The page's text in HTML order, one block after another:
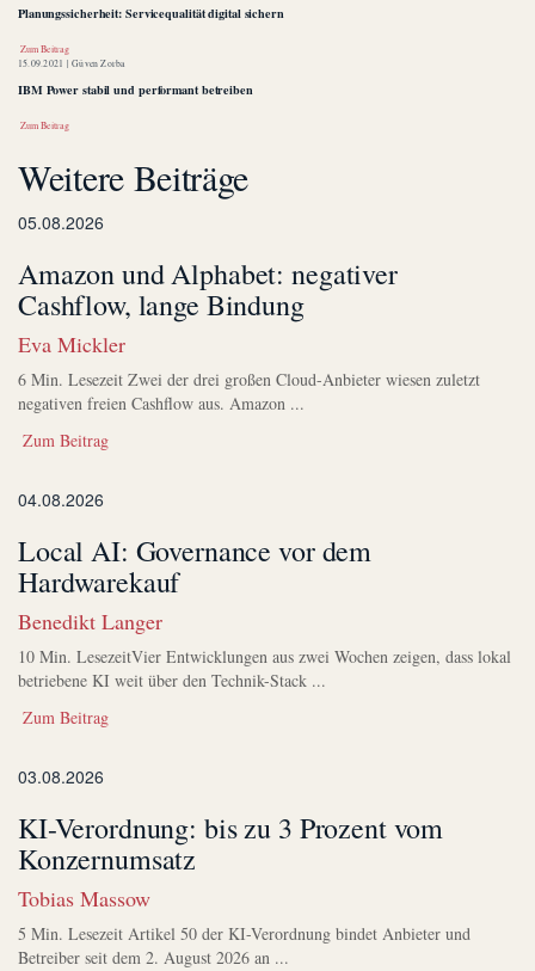
Planungssicherheit: Servicequalität digital sichern
Zum Beitrag
15.09.2021 |Güven Zorba
IBM Power stabil und performant betreiben
Zum Beitrag
Weitere Beiträge
05.08.2026
Amazon und Alphabet: negativer
Cashflow, lange Bindung
Eva Mickler
6 Min. Lesezeit Zwei der drei großen Cloud-Anbieter wiesen zuletzt
negativen freien Cashflow aus. Amazon ...
Zum Beitrag
04.08.2026
Local AI: Governance vor dem
Hardwarekauf
Benedikt Langer
10 Min. LesezeitVier Entwicklungen aus zwei Wochen zeigen, dass lokal
betriebene KI weit über den Technik-Stack ...
Zum Beitrag
03.08.2026
KI-Verordnung: bis zu 3 Prozent vom
Konzernumsatz
Tobias Massow
5 Min. Lesezeit Artikel 50 der KI-Verordnung bindet Anbieter und
Betreiber seit dem 2. August 2026 an ...